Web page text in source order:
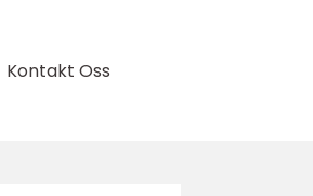
Kontakt Oss